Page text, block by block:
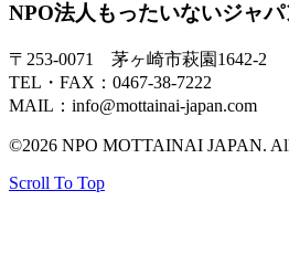
NPO法人もったいないジャパ
〒253-0071 茅ヶ崎市萩園1642-2
TEL・FAX：0467-38-7222
MAIL：info@mottainai-japan.com
©2026 NPO MOTTAINAI JAPAN. All
Scroll To Top